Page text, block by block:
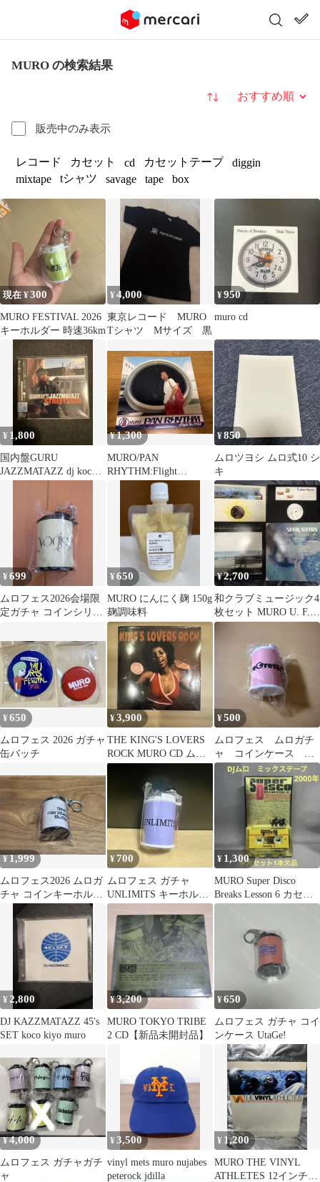
MURO の検索結果
販売中のみ表示
並び替え
レコード カセット cd カセットテープ
diggin
mixtape
tシャツ savage tape box
現在 ¥300
MURO FESTIVAL 2026
キーホルダー 時速36km
¥4,000
東京レコード MURO
Tシャツ Mサイズ 黒
¥950
muro cd
¥ 1,800
国内盤GURU
JAZZMATAZZ dj koco
¥1,300
MURO/PAN
RHYTHM:Flight
¥850
ムロツヨシ ムロ式10 シ
キ
¥699
ムロフェス2026会場限
定ガチャ コインシリン
¥650
MURO にんにく麹 150g
麹調味料
¥2,700
和クラブミュージック4
枚セット MURO U. F.
O. PLAYA 等
¥650
ムロフェス 2026 ガチャ
缶バッチ
¥3,900
THE KING'S LOVERS
ROCK MURO CD ム
ロ mix cd
¥500
ムロフェス ムロガチ
ャ コインケース
2026
¥1,999
ムロフェス2026 ムロガ
チャ コインキーホルダ
ー 9mm Parabellum
¥700
ムロフェス ガチャ
UNLIMITS キーホルダ
ー
¥ 1,300
MURO Super Disco
Breaks Lesson 6 カセッ
ト＊一本
¥ 2,800
DJ KAZZMATAZZ 45's
SET koco kiyo muro
¥3,200
MURO TOKYO TRIBE
2 CD【新品未開封品】
¥650
ムロフェス ガチャ コイ
ンケース UtaGe!
¥4,000
ムロフェス ガチャガチ
ャ
¥3,500
vinyl mets muro nujabes
peterock jdilla
¥ 1,200
MURO THE VINYL
ATHLETES 12インチ